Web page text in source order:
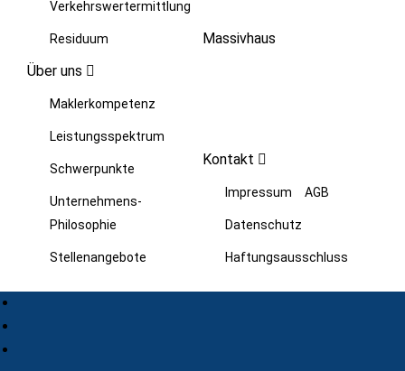
Verkehrswertermittlung
Residuum
Massivhaus
Über uns
Maklerkompetenz
Leistungsspektrum
Schwerpunkte
Unternehmens-
Philosophie
Stellenangebote
Kontakt
Impressum AGB
Datenschutz
Haftungsausschluss